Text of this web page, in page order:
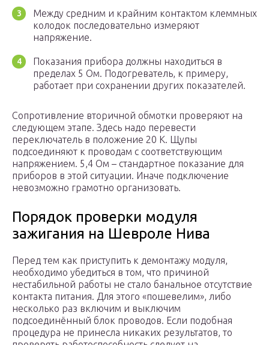
Между средним и крайним контактом клеммных
колодок последовательно измеряют
напряжение.
Показания прибора должны находиться в
пределах 5 Ом. Подогреватель, к примеру,
работает при сохранении других показателей.
Сопротивление вторичной обмотки проверяют на
следующем этапе. Здесь надо перевести
переключатель в положение 20 К. Щупы
подсоединяют к проводам с соответствующим
напряжением. 5,4 Ом – стандартное показание для
приборов в этой ситуации. Иначе подключение
невозможно грамотно организовать.
Порядок проверки модуля
зажигания на Шевроле Нива
Перед тем как приступить к демонтажу модуля,
необходимо убедиться в том, что причиной
нестабильной работы не стало банальное отсутствие
контакта питания. Для этого «пошевелим», либо
несколько раз включим и выключим
подсоединённый блок проводов. Если подобная
процедура не принесла никаких результатов, то